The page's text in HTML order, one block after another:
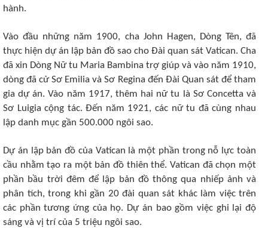
hành.
Vào đầu những năm 1900, cha John Hagen, Dòng Tên, đã
thực hiện dự án lập bản đồ sao cho Đài quan sát Vatican. Cha
đã xin Dòng Nữ tu Maria Bambina trợ giúp và vào năm 1910,
dòng đã cử Sơ Emilia và Sơ Regina đến Đài Quan sát để tham
gia dự án. Vào năm 1917, thêm hai nữ tu là Sơ Concetta và
Sơ Luigia cộng tác. Đến năm 1921, các nữ tu đã cùng nhau
lập danh mục gần 500.000 ngôi sao.
Dự án lập bản đồ của Vatican là một phần trong nỗ lực toàn
cầu nhằm tạo ra một bản đồ thiên thể. Vatican đã chọn một
phần bầu trời đêm để lập bản đồ thông qua nhiếp ảnh và
phân tích, trong khi gần 20 đài quan sát khác làm việc trên
các phần tương ứng của họ. Dự án bao gồm việc ghi lại độ
sáng và vị trí của 5 triệu ngôi sao.